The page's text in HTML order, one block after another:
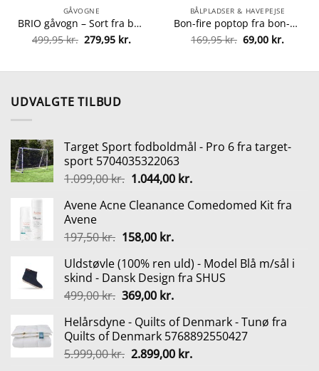
GÅVOGNE
BRIO gåvogn – Sort fra brio 7312350313512
499,95kr. Den
oprindelige
499,95 kr..
279,95 kr.
aktuelle
279,95 kr..
BÅLPLADSER & HAVEPEJSE
Bon-fire poptop fra bon-fire 5708085100183
169,95kr. Den
oprindelige
169,95 kr..
69,00 kr.
69,00
UDVALGTE TILBUD
Target Sport fodboldmål - Pro 6 fra target-
sport 5704035322063
1.099,00kr. Den
pris
1.099,00 kr..
1.044,00 kr.Den
pris
Avene Acne Cleanance Comedomed Kit fra
Avene
197,50kr. Den
pris
var:
197,50 kr..
158,00 kr.Den
pris
er:
158,00 kr..
Uldstøvle (100% ren uld) - Model Blå m/sål i
skind - Dansk Design fra SHUS
499,00kr. Den
pris
var:
499,00 kr..
369,00 kr.Den
pris
er:
369,00 kr..
Helårsdyne - Quilts of Denmark - Tunø fra
Quilts of Denmark 5768892550427
5.999,00kr. Den
2.899,00 kr.Den